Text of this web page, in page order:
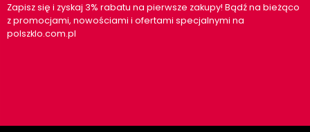
Zapisz się i zyskaj 3% rabatu na pierwsze zakupy! Bądź na bieżąco
z promocjami, nowościami i ofertami specjalnymi na
polszklo.com.pl